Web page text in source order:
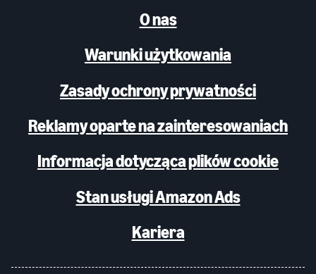
O nas
Warunki użytkowania
Zasady ochrony prywatności
Reklamy oparte na zainteresowaniach
Informacja dotycząca plików cookie
Stan usługi Amazon Ads
Kariera